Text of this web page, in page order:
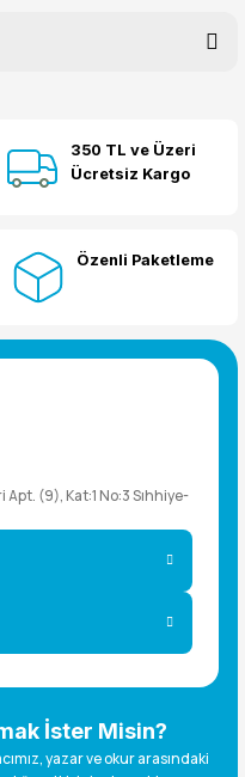
350 TL ve Üzeri
Ücretsiz Kargo
Özenli Paketleme
Apt. (9), Kat:1 No:3 Sıhhiye-
İster Misin?
yazar ve okur arasındaki